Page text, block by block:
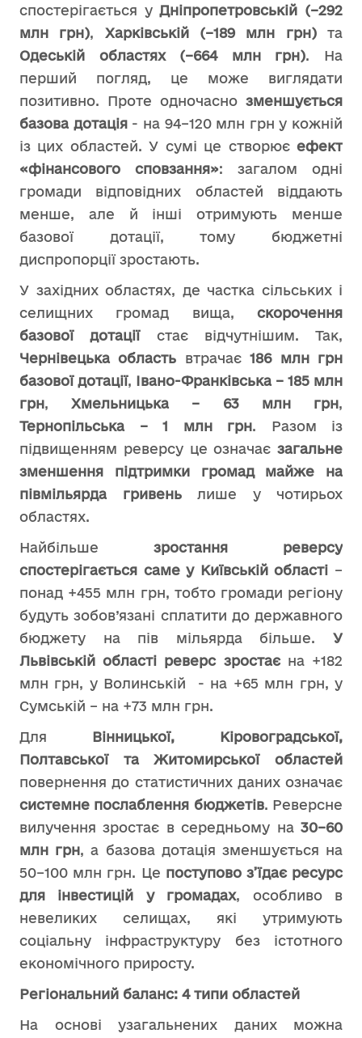
спостерігається уДніпропетровській (–292
млн грн), Харківській (–189 млн грн)та
Одеській областях (–664 млн грн). На
перший погляд, це може виглядати
позитивно. Проте одночасно зменшується
базова дотація- на 94–120 млн грн у кожній
із цих областей. У сумі це створює ефект
«фінансового сповзання»: загалом одні
громади відповідних областей віддають
менше, але й інші отримують менше
базової дотації, тому бюджетні
диспропорції зростають.
У західних областях, де частка сільських і
селищних громад вища, скорочення
базової дотаціїстає відчутнішим. Так,
Чернівецька область втрачає186 млн грн
базової дотації, Івано-Франківська – 185 млн
грн,Хмельницька – 63 млн грн,
Тернопільська – 1 млн грн. Разом із
підвищенням реверсу це означає загальне
зменшення підтримки громад майже на
півмільярда гривеньлише у чотирьох
областях.
Найбільше зростання реверсу
спостерігається саме у Київській області –
понад +455 млн грн, тобто громади регіону
будуть зобов’язані сплатити до державного
бюджету на пів мільярда більше. У
Львівській області реверс зростаєна +182
млн грн, у Волинській - на +65 млн грн, у
Сумській – на +73 млн грн.
Для Вінницької, Кіровоградської,
Полтавської та Житомирської областей
повернення до статистичних даних означає
системне послаблення бюджетів. Реверсне
вилучення зростає в середньому на 30–60
млн грн, а базова дотація зменшується на
50–100 млн грн. Це поступово з’їдає ресурс
для інвестицій у громадах, особливо в
невеликих селищах, які утримують
соціальну інфраструктуру без істотного
економічного приросту.
Регіональний баланс: 4 типи областей
На основі узагальнених даних можна